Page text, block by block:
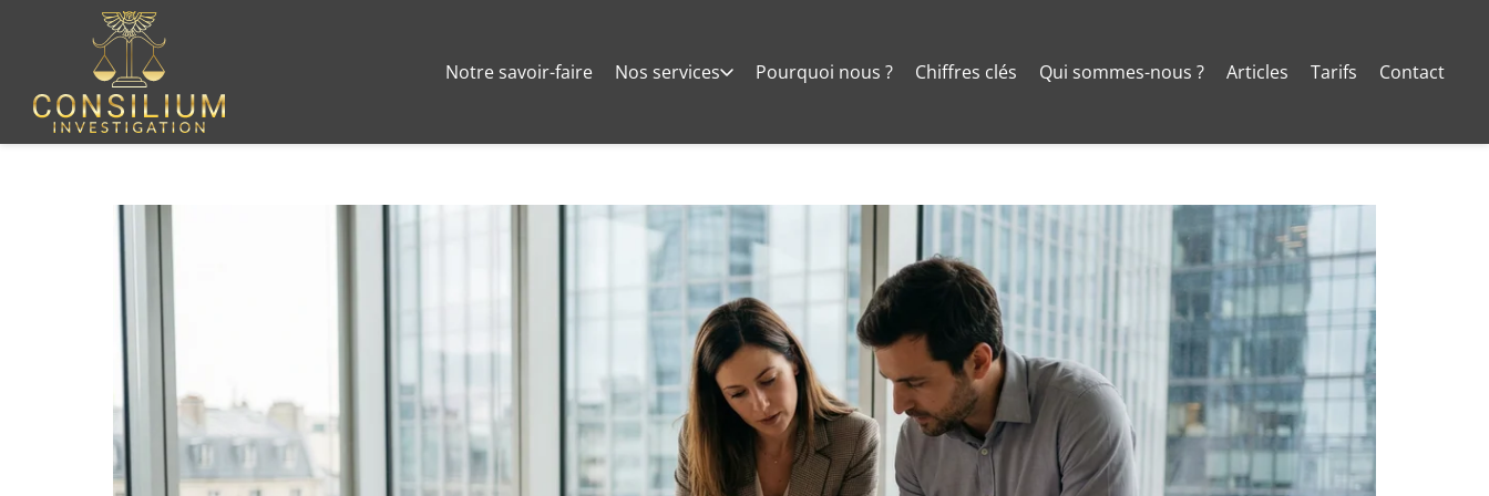
Notre savoir-faire Nos services Pourquoi nous ? Chiffres clés Qui sommes-nous ? Articles Tarifs Contact